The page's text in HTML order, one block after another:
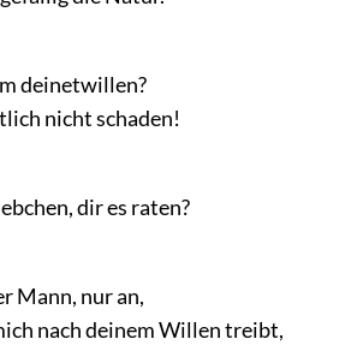
deinetwillen?
nicht schaden!
dir es raten?
Mann, nur an,
nach deinem Willen treibt,